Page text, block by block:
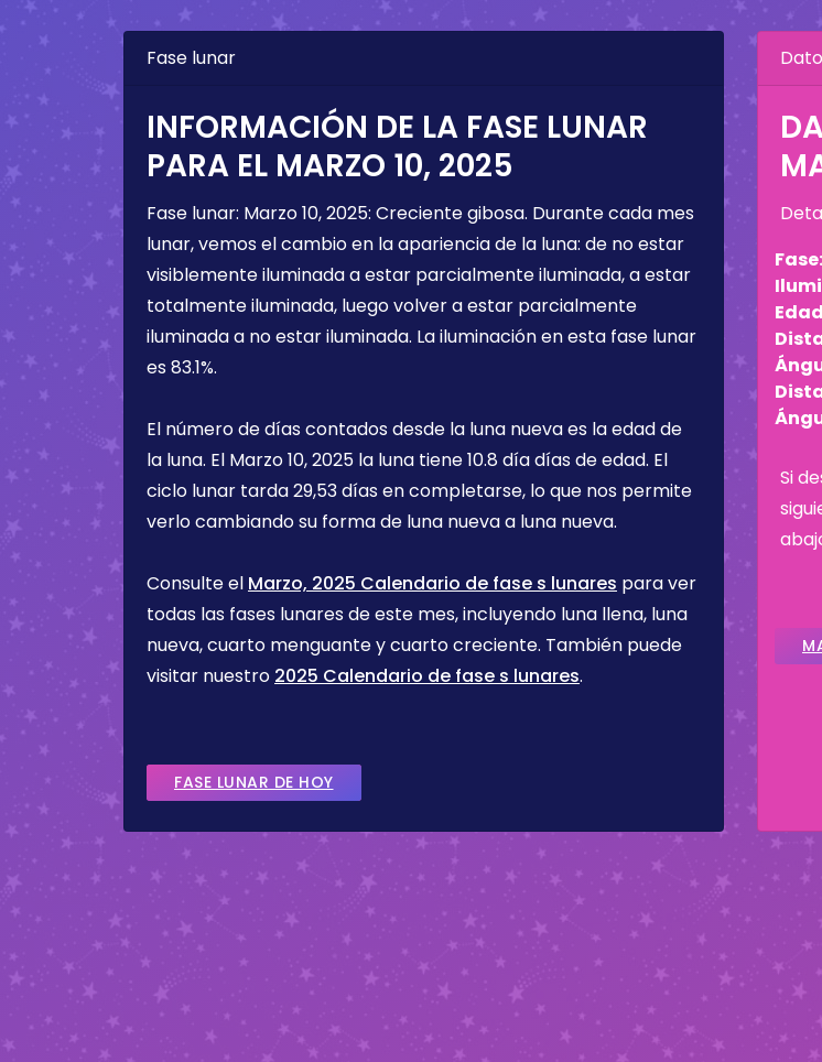
Fase lunar
INFORMACIÓN DE LA FASE LUNAR
PARA EL MARZO 10, 2025
Fase lunar: Marzo 10, 2025: Creciente gibosa. Durante cada mes
lunar, vemos el cambio en la apariencia de la luna: de no estar
visiblemente iluminada a estar parcialmente iluminada, a estar
totalmente iluminada, luego volver a estar parcialmente
iluminada a no estar iluminada. La iluminación en esta fase lunar
es 83.1%.
El número de días contados desde la luna nueva es la edad de
la luna. El Marzo 10, 2025 la luna tiene10.8 díadías de edad. El
ciclo lunar tarda 29,53 días en completarse, lo que nos permite
verlo cambiando su forma de luna nueva a luna nueva.
Consulte el Marzo, 2025 Calendario de fase s lunares para ver
todas las fases lunares de este mes, incluyendo luna llena, luna
nueva, cuarto menguante y cuarto creciente. También puede
visitar nuestro 2025 Calendario de fase s lunares.
FASE LUNAR DE HOY
Fase:
Si